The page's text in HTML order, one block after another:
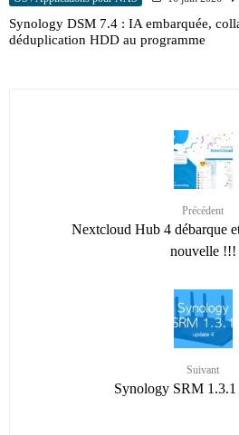
Synology DSM 7.4 : IA embarquée,
déduplication HDD au programme
Précédent
Nextcloud Hub 4 débarque
nouvelle !!!
Suivant
Synology SRM 1.3.1